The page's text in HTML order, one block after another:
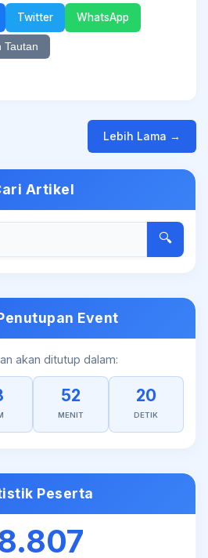
Twitter WhatsApp
Tautan
Lebih Lama →
Artikel
🔍
Event
akan ditutup dalam:
52
MENIT
20
DETIK
Peserta